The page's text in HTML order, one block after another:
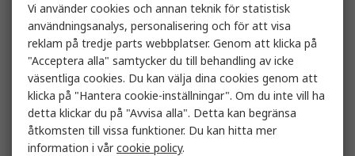
Vi använder cookies och annan teknik för statistisk
användningsanalys, personalisering och för att visa
reklam på tredje parts webbplatser. Genom att klicka på
"Acceptera alla" samtycker du till behandling av icke
väsentliga cookies. Du kan välja dina cookies genom att
klicka på "Hantera cookie-inställningar". Om du inte vill ha
detta klickar du på "Avvisa alla". Detta kan begränsa
åtkomsten till vissa funktioner. Du kan hitta mer
information i vårcookie policy.